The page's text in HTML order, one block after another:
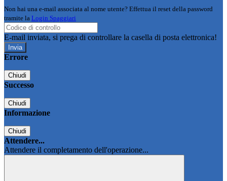
Non hai una e-mail associata al nome utente? Effettua il reset della password
tramite la Login Spaggiari
E-mail inviata, si prega di controllare la casella di posta elettronica!
Errore
Chiudi
Successo
Chiudi
Informazione
Chiudi
Attendere...
Attendere il completamento dell'operazione...